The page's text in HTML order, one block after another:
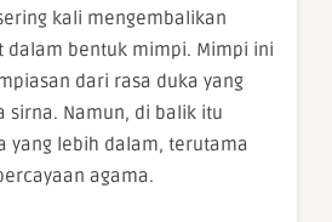
kali mengembalikan
dalam bentuk mimpi. Mimpi ini
dari rasa duka yang
sirna. Namun, di balik itu
yang lebih dalam, terutama
agama.